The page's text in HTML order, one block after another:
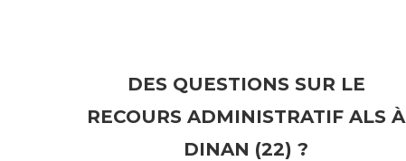
DES QUESTIONS SUR LE
RECOURS ADMINISTRATIF ALS À
DINAN (22) ?